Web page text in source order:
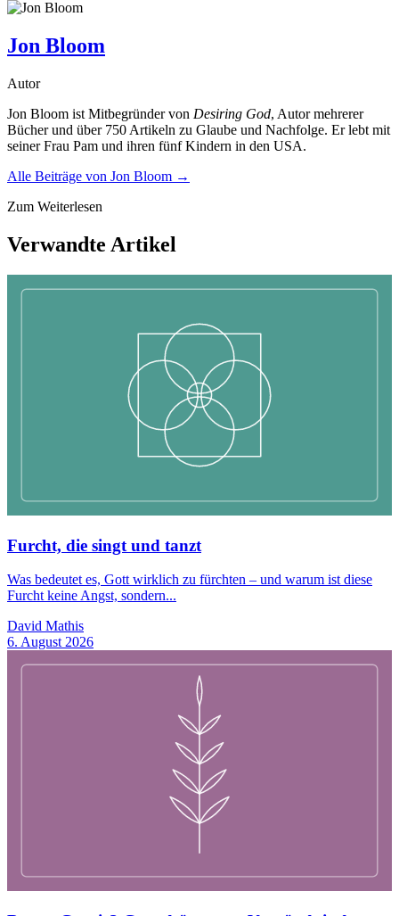
Jon Bloom
Autor
Jon Bloom ist Mitbegründer von Desiring God, Autor mehrerer
Bücher und über 750 Artikeln zu Glaube und Nachfolge. Er lebt mit
seiner Frau Pam und ihren fünf Kindern in den USA.
Alle Beiträge von Jon Bloom →
Zum Weiterlesen
Verwandte Artikel
Furcht, die singt und tanzt
Was bedeutet es, Gott wirklich zu fürchten – und warum ist diese
Furcht keine Angst, sondern...
David Mathis
6. August 2026